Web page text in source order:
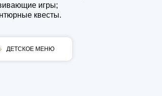
игры;
квесты.
ДЕТСКОЕ МЕНЮ